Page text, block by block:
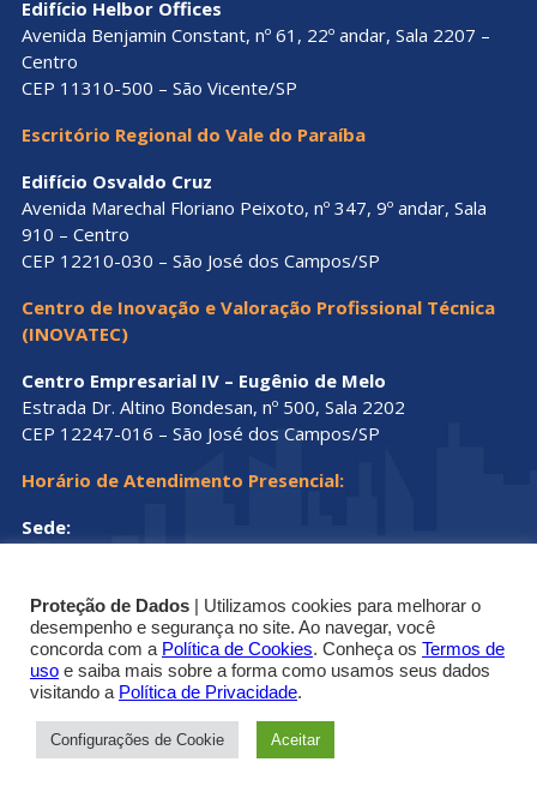
Edifício Helbor Offices
Avenida Benjamin Constant, nº 61, 22º andar, Sala 2207 –
Centro
CEP 11310-500 – São Vicente/SP
Escritório Regional do Vale do Paraíba
Edifício Osvaldo Cruz
Avenida Marechal Floriano Peixoto, nº 347, 9º andar, Sala
910 – Centro
CEP 12210-030 – São José dos Campos/SP
Centro de Inovação e Valoração Profissional Técnica
(INOVATEC)
Centro Empresarial IV – Eugênio de Melo
Estrada Dr. Altino Bondesan, nº 500, Sala 2202
CEP 12247-016 – São José dos Campos/SP
Horário de Atendimento Presencial:
Sede:
Escritórios Regionais:
Segunda a sexta-feira, das 8h30 às 12h e das 13h30 às
16h.© Copyright 2019 - 2025 | Conselho Regional dos
Técnicos Industriais do Estado de São Paulo
Proteção de Dados | Utilizamos cookies para melhorar o
desempenho e segurança no site. Ao navegar, você
concorda com a Política de Cookies. Conheça os Termos de
uso e saiba mais sobre a forma como usamos seus dados
visitando a Política de Privacidade.
Configurações de Cookie Aceitar